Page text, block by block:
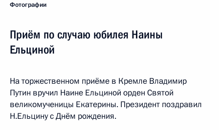
Фотографии
Приём по случаю юбилея Наины
Ельциной
На торжественном приёме в Кремле Владимир
Путин вручил Наине Ельциной орден Святой
великомученицы Екатерины. Президент поздравил
Н.Ельцину с Днём рождения.